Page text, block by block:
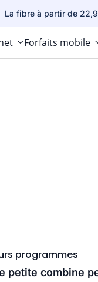
La fibre à partir de
Forfaits mobile
programmes
petite combine